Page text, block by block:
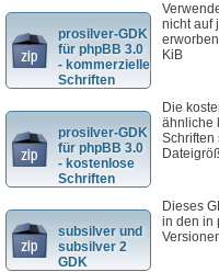
prosilver-GDK
für phpBB 3.0
- kommerzielle
Schriften
nicht auf
KiB
prosilver-GDK
für phpBB 3.0
- kostenlose
Schriften
Die
ähnliche
Schriften
subsilver und
subsilver 2
GDK
Dieses
in den in